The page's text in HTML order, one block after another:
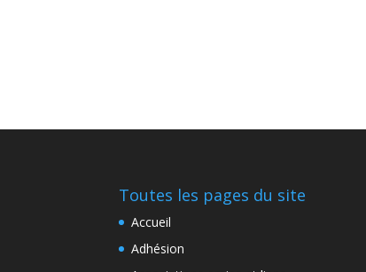
Toutes les pages du site
Accueil
Adhésion